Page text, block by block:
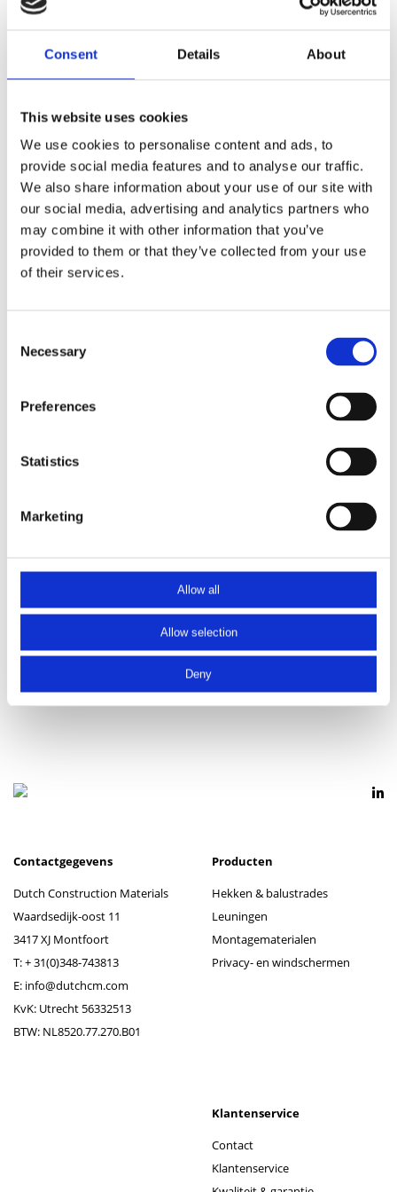
Consent Details About
This website uses cookies
We use cookies to personalise content and ads, to
provide social media features and to analyse our traffic.
We also share information about your use of our site with
our social media, advertising and analytics partners who
may combine it with other information that you’ve
provided to them or that they’ve collected from your use
of their services.
Selection
Necessary
Preferences
Statistics
Marketing
Allow all
Allow selection
Deny
LENGTE 3000 MM
Op voorraad
Stalen muurleuning van ronde buis Product in nabestelling? Dan is de
levertijd 4-6 weken.Lees meer
Muurleuning
1501
lengte
Toevoegen aan winkelwagen
Heeft u vragen over dit product?
Muurleuningvoor bevestiging tegen de wand
Handregel van ronde buis ø 48,3 mm
en ronde muurplaat
De buis wordt afgedopt met een zwarte kunststof inslagdoppen
Alle stalen delen zijn standaardthermisch verzinkt
Contactgegevens
Dutch Construction Materials
Waardsedijk-oost 11
3417 XJ Montfoort
T:+ 31(0)348-743813
E: info@dutchcm.com
KvK: Utrecht 56332513
BTW: NL8520.77.270.B01
Producten
Hekken & balustrades
Leuningen
Montagematerialen
Privacy- en windschermen
Klantenservice
Contact
Klantenservice